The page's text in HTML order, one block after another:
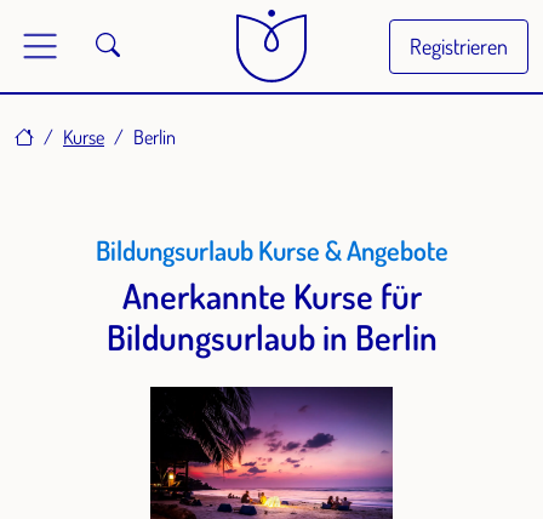
Registrieren
HomeKurse Berlin
Bildungsurlaub Kurse & Angebote
Anerkannte Kurse für
Bildungsurlaub in Berlin